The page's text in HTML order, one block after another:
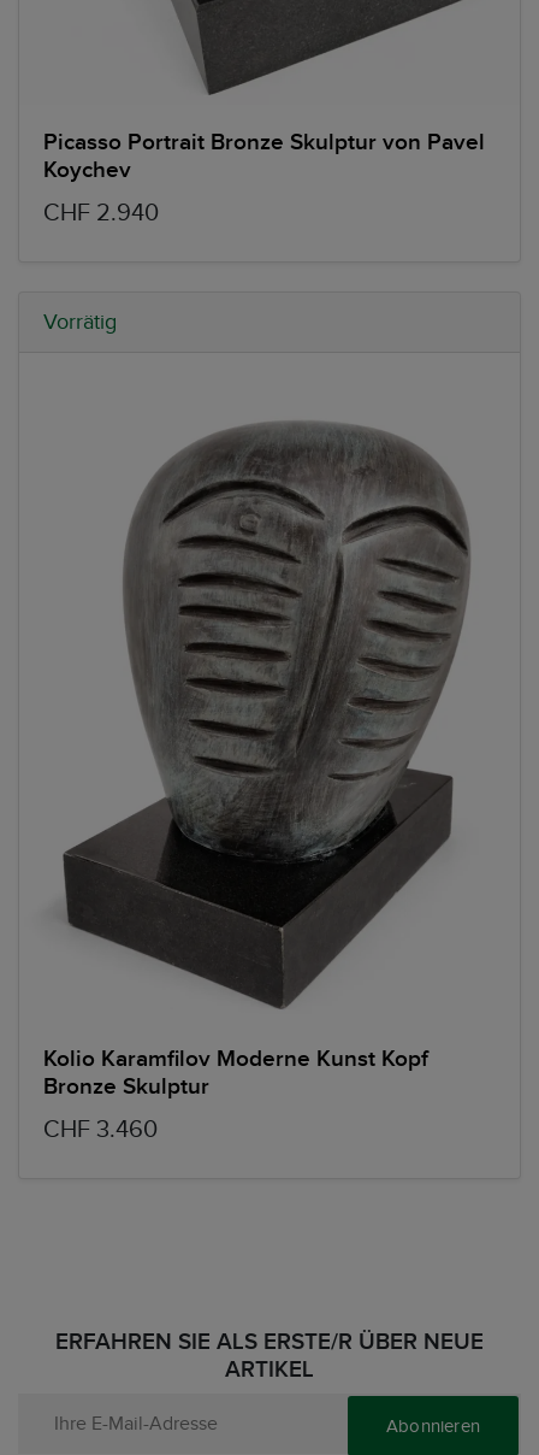
Picasso Portrait Bronze Skulptur von Pavel
Koychev
CHF 2.940
Vorrätig
Kolio Karamfilov Moderne Kunst Kopf
Bronze Skulptur
CHF 3.460
ERFAHREN SIE ALS ERSTE/R ÜBER NEUE
ARTIKEL
Abonnieren